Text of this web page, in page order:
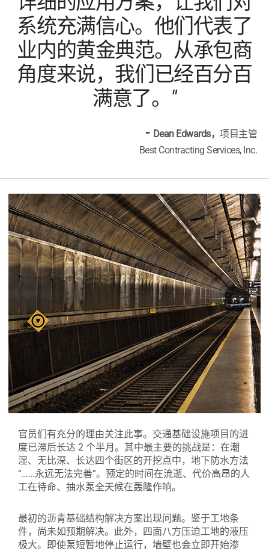
系统充满信心。他们代表了
业内的黄金典范。从承包商
角度来说，我们已经百分百
满意了。"
- Dean Edwards， 项目主管
Best Contracting Services, Inc.
官员们有充分的理由关注此事。交通基础设施项目的进
度已滞后长达 2 个半月。其中最主要的挑战是：在潮
湿、无比深、长达四个街区的开挖点中，地下防水方法
“……永远无法完善”。预定的时间在流逝、代价高昂的人
工在待命、抽水泵全天候在轰隆作响。
最初的沥青基础结构解决方案出现问题。鉴于工地条
件，尚未如预期解决。此外，四面八方压迫工地的液压
极大。即使泵短暂地停止运行，墙壁也会立即开始渗